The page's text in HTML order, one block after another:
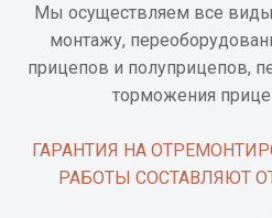
Мы осуществляем все виды
монтажу,
прицепов и полуприцепов,
торможения
ГАРАНТИЯ НА
РАБОТЫ СОСТАВЛЯЮТ